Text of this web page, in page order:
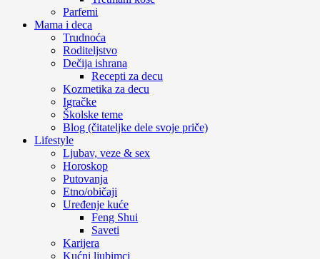
Parfemi
Mama i deca
Trudnoća
Roditeljstvo
Dečija ishrana
Recepti za decu
Kozmetika za decu
Igračke
Školske teme
Blog (čitateljke dele svoje priče)
Lifestyle
Ljubav, veze & sex
Horoskop
Putovanja
Etno/običaji
Uređenje kuće
Feng Shui
Saveti
Karijera
Kućni ljubimci